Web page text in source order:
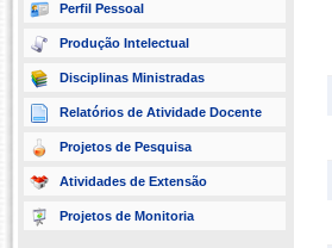
Perfil Pessoal
Produção Intelectual
Disciplinas Ministradas
Relatórios de Atividade Docente
Projetos de Pesquisa
Atividades de Extensão
Projetos de Monitoria